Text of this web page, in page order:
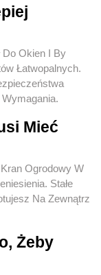
Do Okien I By
Łatwopalnych.
Mieć
Ogrodowy W
Stałe
Na Zewnątrz
Żeby